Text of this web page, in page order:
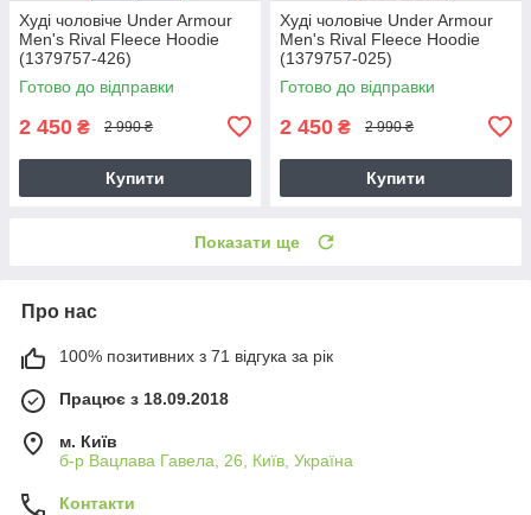
Худі чоловіче Under Armour
Men's Rival Fleece Hoodie
(1379757-426)
Готово до відправки
2 450 ₴ 2 990 ₴
Купити
Худі чоловіче Under Armour
Men's Rival Fleece Hoodie
(1379757-025)
Готово до відправки
2 450 ₴ 2 990 ₴
Купити
Показати ще
Про нас
100% позитивних з 71 відгука за рік
Працює з 18.09.2018
м. Київ
б-р Вацлава Гавела, 26, Київ, Україна
Контакти